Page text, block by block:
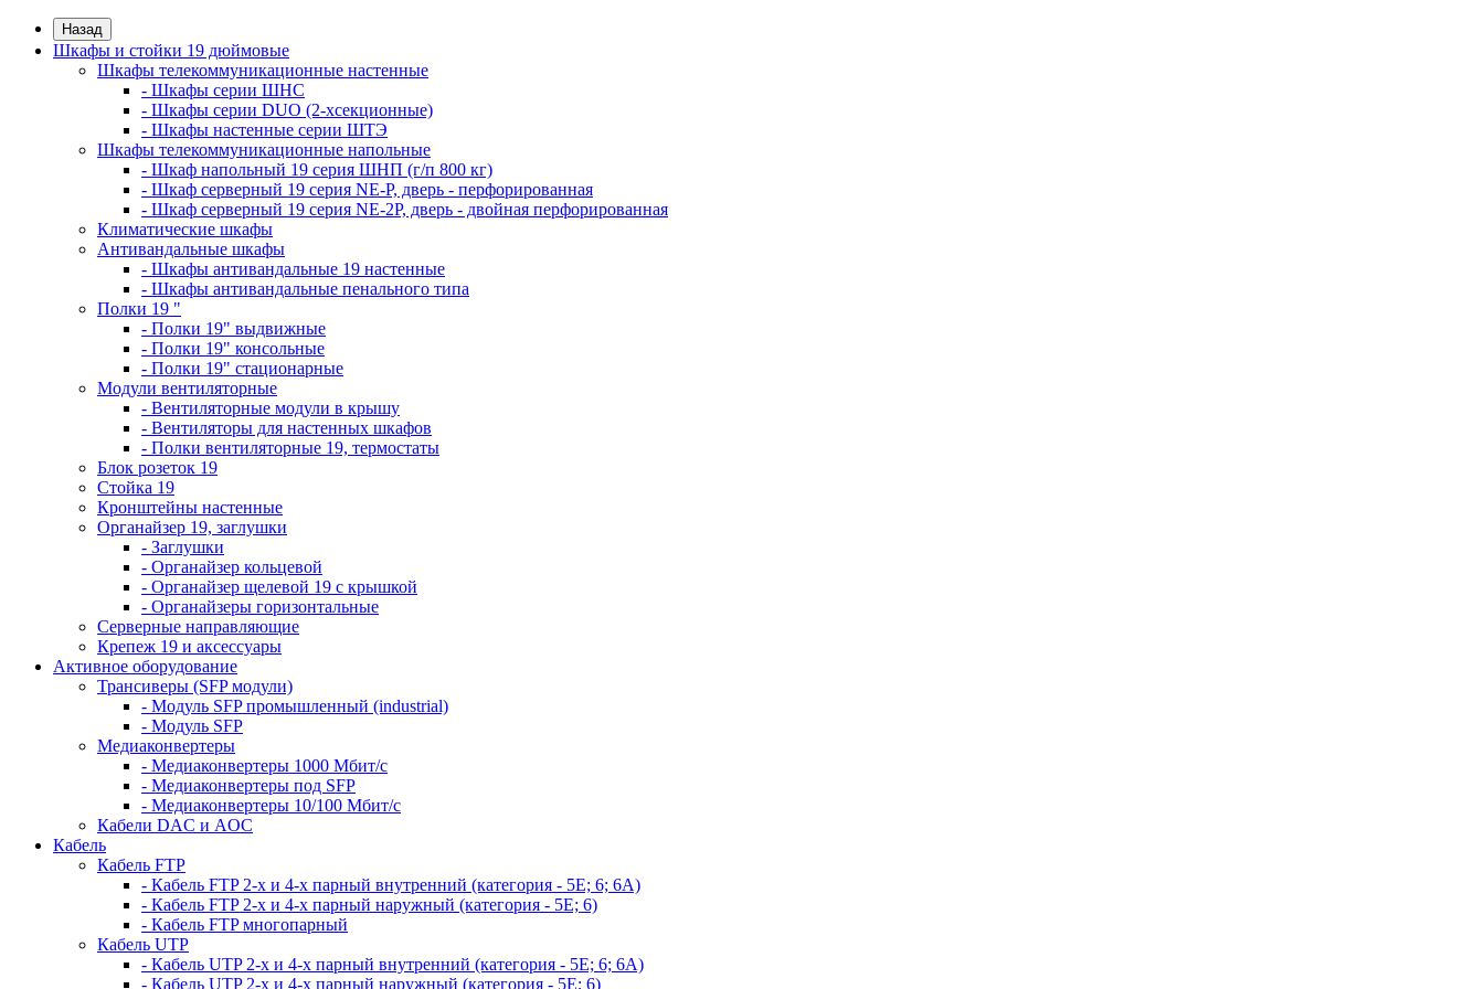
Назад
Шкафы и стойки 19 дюймовые
Шкафы телекоммуникационные настенные
- Шкафы серии ШНС
- Шкафы серии DUO (2-хсекционные)
- Шкафы настенные серии ШТЭ
Шкафы телекоммуникационные напольные
- Шкаф напольный 19 серия ШНП (г/п 800 кг)
- Шкаф серверный 19 серия NE-P, дверь - перфорированная
- Шкаф серверный 19 серия NE-2P, дверь - двойная перфорированная
Климатические шкафы
Антивандальные шкафы
- Шкафы антивандальные 19 настенные
- Шкафы антивандальные пенального типа
Полки 19 "
- Полки 19" выдвижные
- Полки 19" консольные
- Полки 19" стационарные
Модули вентиляторные
- Вентиляторные модули в крышу
- Вентиляторы для настенных шкафов
- Полки вентиляторные 19, термостаты
Блок розеток 19
Стойка 19
Кронштейны настенные
Органайзер 19, заглушки
- Заглушки
- Органайзер кольцевой
- Органайзер щелевой 19 с крышкой
- Органайзеры горизонтальные
Серверные направляющие
Крепеж 19 и аксессуары
Активное оборудование
Трансиверы (SFP модули)
- Модуль SFP промышленный (industrial)
- Модуль SFP
Медиаконвертеры
- Медиаконвертеры 1000 Мбит/с
- Медиаконвертеры под SFP
- Медиаконвертеры 10/100 Мбит/с
Кабели DAC и AOC
Кабель
Кабель FTP
- Кабель FTP 2-х и 4-х парный внутренний (категория - 5Е; 6; 6А)
- Кабель FTP 2-х и 4-х парный наружный (категория - 5Е; 6)
- Кабель FTP многопарный
Кабель UTP
- Кабель UTP 2-х и 4-х парный внутренний (категория - 5Е; 6; 6А)
- Кабель UTP 2-х и 4-х парный наружный (категория - 5Е; 6)